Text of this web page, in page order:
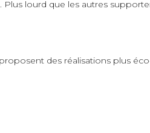
lourd que les autres
des réalisations plus